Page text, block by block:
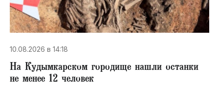
10.08.2026 в 14:18
На Кудымкарском городище нашли останки
не менее 12 человек